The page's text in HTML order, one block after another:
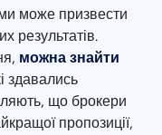
може призвести
результатів.
можна знайти
здавались
що брокери
пропозиції,